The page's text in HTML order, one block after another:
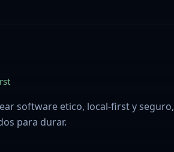
software etico, local-first y seguro,
para durar.